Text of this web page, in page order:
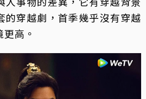
的穿越劇，首季幾乎沒有穿越
高。